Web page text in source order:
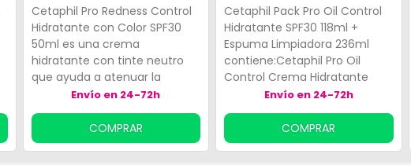
Este es exactamente el
que me conviene
2-3
Lo recomiendo para pieles
atópicas.
3-3
Cetaphil Pro Redness Control
Hidratante con Color SPF30
50ml es una crema
hidratante con tinte neutro
que ayuda a atenuar la
apariencia de rojeces y a
unificar el tono. Además,
contiene protección SPF 30
contra rayos
Envío en 24-72h
COMPRAR
Cetaphil Pack Pro Oil Control
Hidratante SPF30 118ml +
Espuma Limpiadora 236ml
contiene:Cetaphil Pro Oil
Control Crema Hidratante
SPF30 118ml es un tratamiento
facial que hidrata
intensamente la piel y ayuda
a proteger el rostro de los
Envío en 24-72h
COMPRAR